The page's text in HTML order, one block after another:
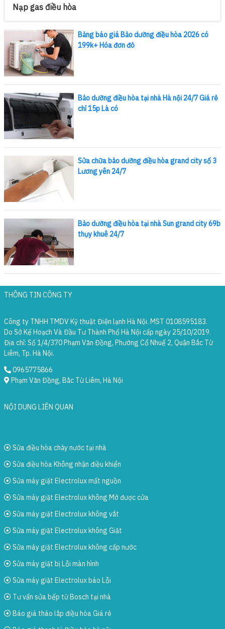
Nạp gas điều hòa
Bảng báo giá Bảo dưỡng điều hòa 2026 có
199k+ Hóa đơn đỏ
Bảo dưỡng điều hòa tại nhà Hà nội 24/7 Giá rẻ
chỉ 15p Là có
Sửa chữa bảo dưỡng điều hòa grand city số 3
Lương yên 24/7
Bảo dưỡng điều hòa tại nhà Sun grand city 69b
thụy khuê 24/7
THÔNG TIN CÔNG TY
Công ty TNHH TMDV Kỹ thuật Điện lạnh Hà Nội. MST 0108595183.
Do Sở Kế Hoạch Và Đầu Tư Thành Phố Hà Nội cấp ngày 25/10/2019.
Địa chỉ: Số 1/4/370 Phạm Văn Đồng, Phường Cổ Nhuế 2, Quận Bắc Từ
Liêm, Tp. Hà Nội.
0965775866
Phạm Văn Đồng, Bắc Từ Liêm, Hà Nội
NỘI DUNG LIÊN QUAN
Sửa điều hòa chảy nước tại nhà
Sửa điều hòa Không nhận điều khiển
Sửa máy giặt Electrolux mất nguồn
Sửa máy giặt Electrolux không Mở được cửa
Sửa máy giặt Electrolux không vắt
Sửa máy giặt Electrolux không Giặt
Sửa máy giặt Electrolux không cấp nước
Sửa máy giặt bị Lỗi màn hình
Sửa máy giặt Electrolux báo Lỗi
Tư vấn sửa bếp từ Bosch tại nhà
Báo giá tháo lắp điều hòa Giá rẻ